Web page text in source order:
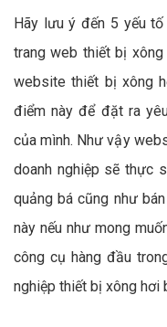
Hãy lưu ý đến 5 yếu
trang web thiết bị
website thiết bị xông
điểm này để đặt ra
của mình. Như vậy
doanh nghiệp sẽ thực
quảng bá cũng như
này nếu như mong
công cụ hàng đầu
nghiệp thiết bị xông hơi